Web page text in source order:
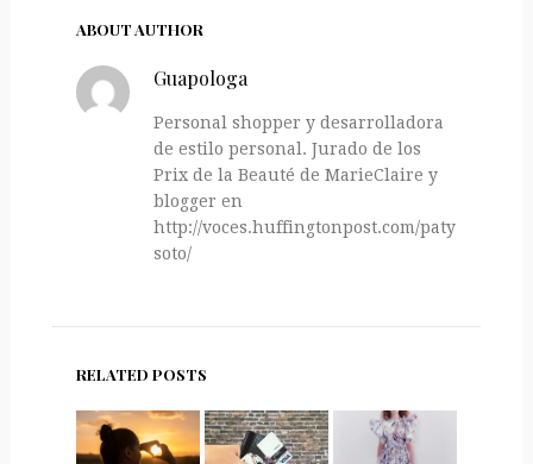
ABOUT AUTHOR
Guapologa
Personal shopper y desarrolladora
de estilo personal. Jurado de los
Prix de la Beauté de MarieClaire y
blogger en
http://voces.huffingtonpost.com/paty-
soto/
RELATED POSTS